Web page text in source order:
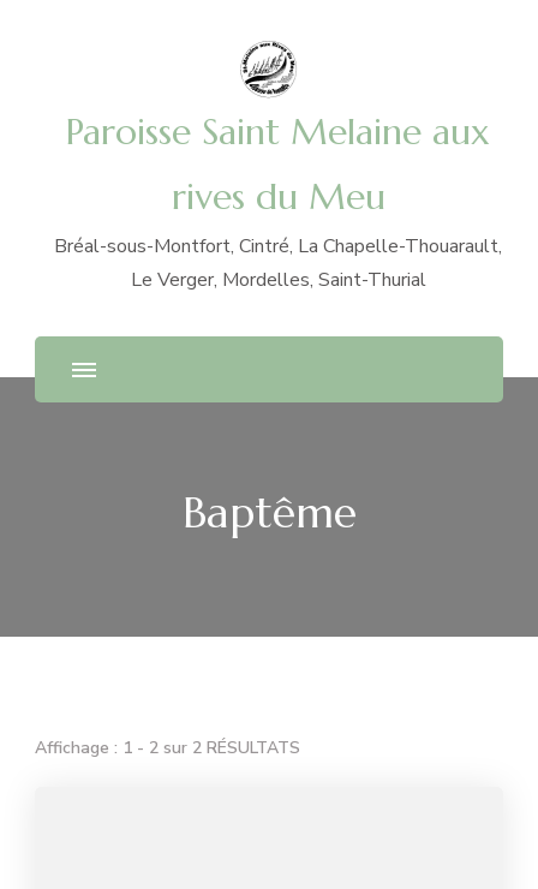
Paroisse Saint Melaine aux
rives du Meu
Bréal-sous-Montfort, Cintré, La Chapelle-Thouarault,
Le Verger, Mordelles, Saint-Thurial
Baptême
Affichage : 1 - 2 sur 2 RÉSULTATS